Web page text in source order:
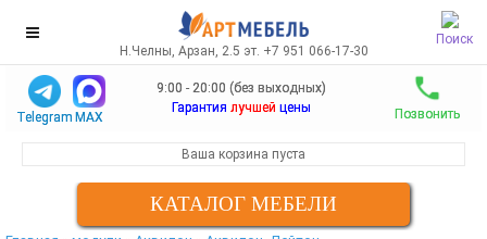
Поиск
Н.Челны, Арзан, 2.5 эт. +7 951 066-17-30
Telegram MAX
9:00 - 20:00 (без выходных)
Гарантия лучшей цены Позвонить
Ваша корзина пуста
КАТАЛОГ МЕБЕЛИ